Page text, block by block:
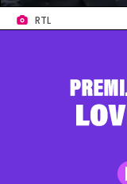
RTL